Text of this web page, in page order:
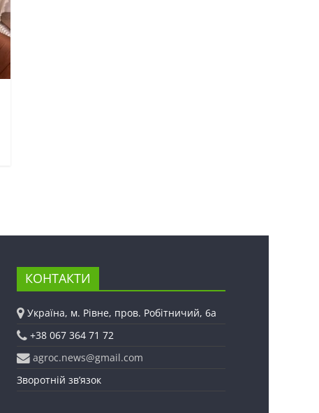
КОНТАКТИ
Україна, м. Рівне, пров. Робітничий, 6а
+38 067 364 71 72
agroc.news@gmail.com
Зворотній зв’язок